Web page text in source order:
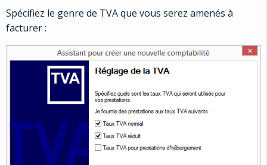
Spécifiez le genre de TVA que vous serez amenés à
facturer :